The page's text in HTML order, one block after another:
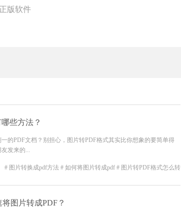
版软件
些方法？
的PDF文档？别担心，图片转PDF格式其实比你想象的要简单得
发来的...
# 图片转换成pdf方法 # 如何将图片转成pdf # 图片转PDF格式怎么转
图片转成PDF？